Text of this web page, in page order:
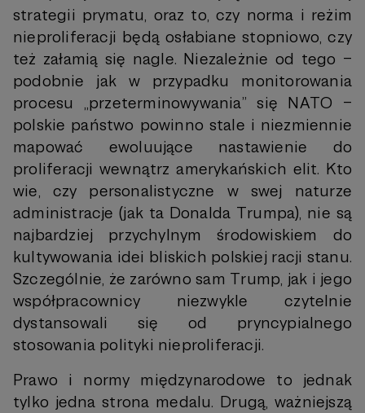
strategii prymatu, oraz to, czy norma i reżim
nieproliferacji będą osłabiane stopniowo, czy
też załamią się nagle. Niezależnie od tego –
podobnie jak w przypadku monitorowania
procesu „przeterminowywania” się NATO –
polskie państwo powinno stale i niezmiennie
mapować ewoluujące nastawienie do
proliferacji wewnątrz amerykańskich elit. Kto
wie, czy personalistyczne w swej naturze
administracje (jak ta Donalda Trumpa), nie są
najbardziej przychylnym środowiskiem do
kultywowania idei bliskich polskiej racji stanu.
Szczególnie, że zarówno sam Trump, jak i jego
współpracownicy niezwykle czytelnie
dystansowali się od pryncypialnego
stosowania polityki nieproliferacji.
Prawo i normy międzynarodowe to jednak
tylko jedna strona medalu. Drugą, ważniejszą